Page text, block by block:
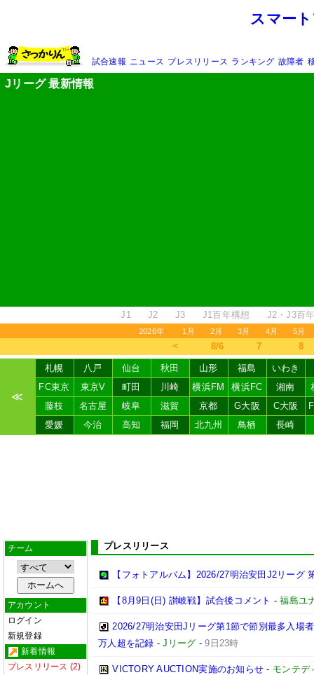
スマー
試合速報 ニュース プレスリリース ランキング 故障者
Jリーグ 最新情報
J1 J2 J3 J1百年構想 J2・J3百
2026年 1月 2月 3月 4月 5月
＜ 8/6 7 8
≪
札幌 八戸 仙台 秋田 山形 福島
いわき
FC東京
東京V 町田 川崎 横浜FM 横浜FC 湘南
藤枝
名古屋 岐阜 滋賀 京都 G大阪 C大阪
愛媛
今治 高知 福岡 北九州 鳥栖 長崎
チーム
アカウント
ログイン
新規登録
新着情報
プレスリリース (2)
プレスリリース
【フォトアルバム】2026/27明治安田J2リーグ
【8月9日(日) 讃岐戦】試合後コメント -福島ユ
2026/27明治安田Jリーグ第1節で節別最多入場
万人超を記録 -Jリーグ -9日23時
VICTORY AUCTION実施のお知らせ - モンテデ